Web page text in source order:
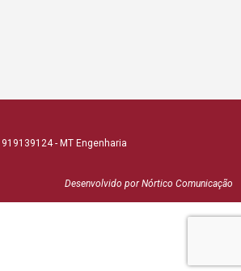
- MT Engenharia
Desenvolvido por Nórtico Comunicação